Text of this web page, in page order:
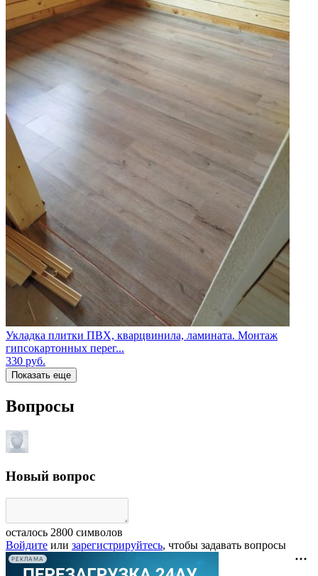
Укладка плитки ПВХ, кварцвинила, ламината. Монтаж
гипсокартонных перег...
330 руб.
Показать еще
Вопросы
Новый вопрос
осталось 2800 символов
Войдите или зарегистрируйтесь, чтобы задавать вопросы
РЕКЛАМА